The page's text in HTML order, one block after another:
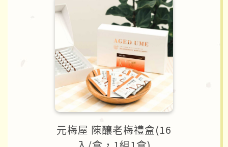
元梅屋 陳釀老梅禮盒(16